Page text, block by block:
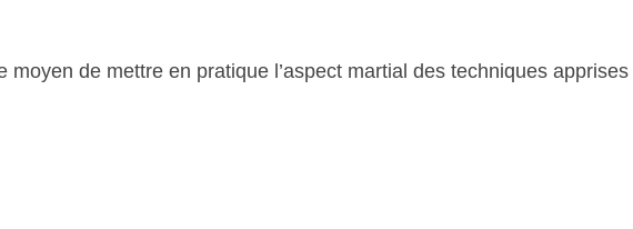
moyen de mettre en pratique l’aspect martial des techniques